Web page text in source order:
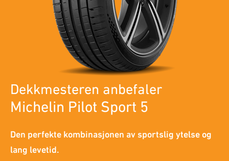
Dekkmesteren anbefaler
Michelin Pilot Sport 5
Den perfekte kombinasjonen av sportslig ytelse og
lang levetid.